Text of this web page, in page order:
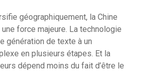
géographiquement, la Chine
force majeure. La technologie
génération de texte à un
en plusieurs étapes. Et la
dépend moins du fait d’être le